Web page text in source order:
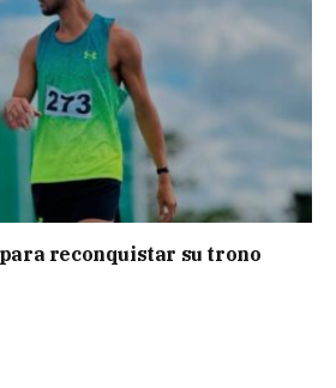
reconquistar su trono